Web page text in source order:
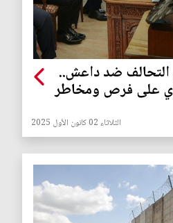
التحالف ضد داعش..
على فرص ومخاطر
الثلاثاء 02 كانون الأول 2025